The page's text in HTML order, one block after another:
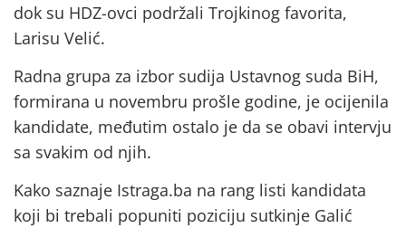
dok su HDZ-ovci podržali Trojkinog favorita,
Larisu Velić.
Radna grupa za izbor sudija Ustavnog suda BiH,
formirana u novembru prošle godine, je ocijenila
kandidate, međutim ostalo je da se obavi intervju
sa svakim od njih.
Kako saznaje Istraga.ba na rang listi kandidata
koji bi trebali popuniti poziciju sutkinje Galić